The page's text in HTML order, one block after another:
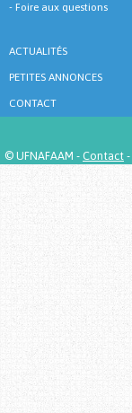
- Foire aux questions
ACTUALITÉS
PETITES ANNONCES
CONTACT
© UFNAFAAM - Contact -